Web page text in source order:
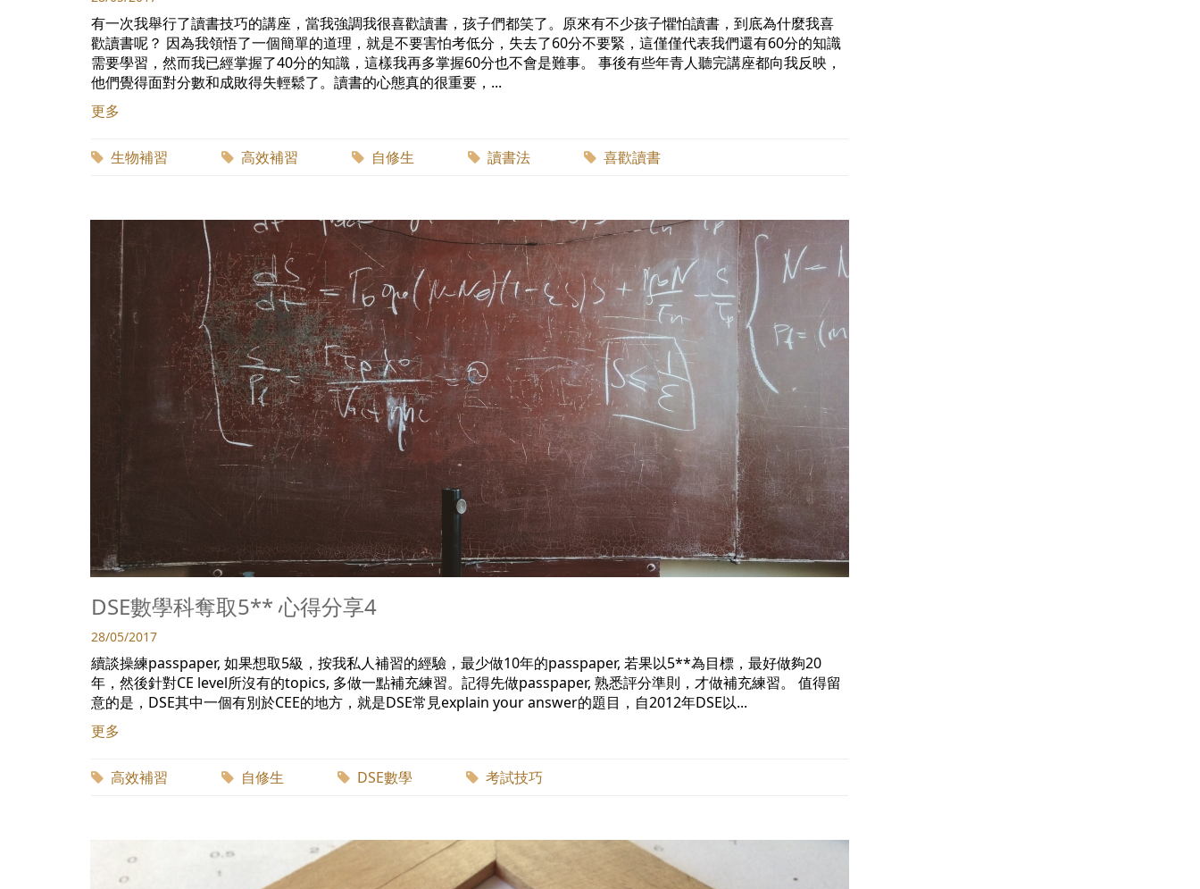
有一次我舉行了讀書技巧的講座，當我強調我很喜歡讀書，孩子們都笑了。原來有不少孩子懼怕讀書，到底為什麼我喜
歡讀書呢？ 因為我領悟了一個簡單的道理，就是不要害怕考低分，失去了60分不要緊，這僅僅代表我們還有60分的知識
需要學習，然而我已經掌握了40分的知識，這樣我再多掌握60分也不會是難事。 事後有些年青人聽完講座都向我反映，
他們覺得面對分數和成敗得失輕鬆了。讀書的心態真的很重要，...
更多
生物補習 高效補習 自修生 讀書法 喜歡讀書
DSE數學科奪取5** 心得分享4
28/05/2017
續談操練passpaper, 如果想取5級，按我私人補習的經驗，最少做10年的passpaper, 若果以5**為目標，最好做夠20
年，然後針對CE level所沒有的topics, 多做一點補充練習。記得先做passpaper, 熟悉評分準則，才做補充練習。 值得留
意的是，DSE其中一個有別於CEE的地方，就是DSE常見explain your answer的題目，自2012年DSE以...
更多
高效補習 自修生 DSE數學 考試技巧